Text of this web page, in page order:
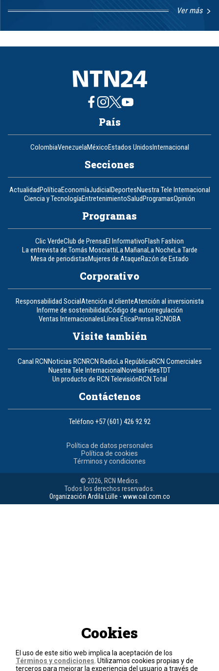
Ver más
1
8
País
ColombiaVenezuelaMéxicoEstados UnidosInternacional
Secciones
ActualidadPolíticaEconomíaJudicialDeportesNuestra Tele Internacional
Ciencia y TecnologíaEntretenimientoSaludProgramasOpinión
Programas
Clic VerdeClub de PrensaEl InformativoFlash Fashion
La entrevista de Tomás MosciattiLa MañanaLa NocheLa Tarde
Mesa de periodistasMujeres de AtaqueRazón de Estado
Corporativo
Responsabilidad SocialAtención al clienteAtención al inversionista
Informe de sostenibilidadCódigo de autorregulación
Ventas InternacionalesLínea ÉticaPrensa RCNOBA
Visite también
Canal RCNNoticias RCNRCN RadioLa RepúblicaRCN Comerciales
Nuestra Tele InternacionalNovelasFidesTDT
Un producto de RCN TelevisiónRCN Total
Contáctenos
Teléfono +57 (601) 426 92 92
Política de datos personales
Política de cookies
Términos y condiciones
© 2026, RCN Medios.
Todos los derechos reservados.
Organización Ardila Lülle - www.oal.com.co
Cookies
El uso de este sitio web implica la aceptación de los
Términos y condiciones . Utilizamos cookies propias y de
terceros para mejorar la experiencia del usuario a través de